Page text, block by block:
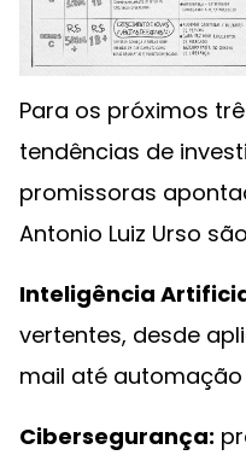
Para os próximos
tendências de
promissoras
Antonio Luiz Urso
Inteligência
vertentes, desde
mail até automação
Cibersegurança: